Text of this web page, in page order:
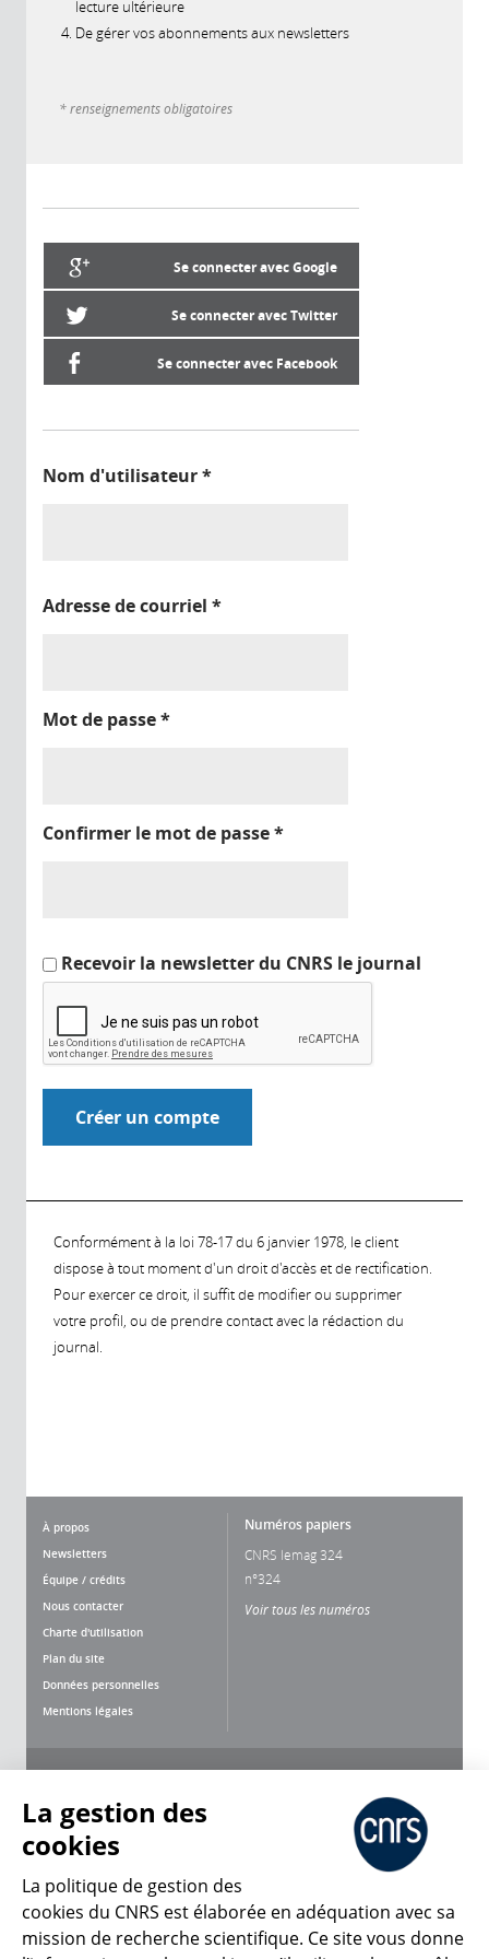
lecture ultérieure
De gérer vos abonnements aux newsletters
* renseignements obligatoires
Se connecter avec Google
Se connecter avec Twitter
Se connecter avec Facebook
Nom d'utilisateur*
Adresse de courriel *
Mot de passe*
Confirmer le mot de passe*
Recevoir la newsletter du CNRS le journal
Conformément à la loi 78-17 du 6 janvier 1978, le client
dispose à tout moment d'un droit d'accès et de rectification.
Pour exercer ce droit, il suffit de modifier ou supprimer
votre profil, ou de prendre contact avec la rédaction du
journal.
À propos
Newsletters
Équipe / crédits
Nous contacter
Charte d'utilisation
Plan du site
Données personnelles
Mentions légales
Numéros papiers
CNRS lemag 324
n°324
Voir tous les numéros
CNRS Le Mag
La gestion des
cookies
La politique de gestion des
cookies du CNRS est élaborée en adéquation avec sa
mission de recherche scientifique. Ce site vous donne